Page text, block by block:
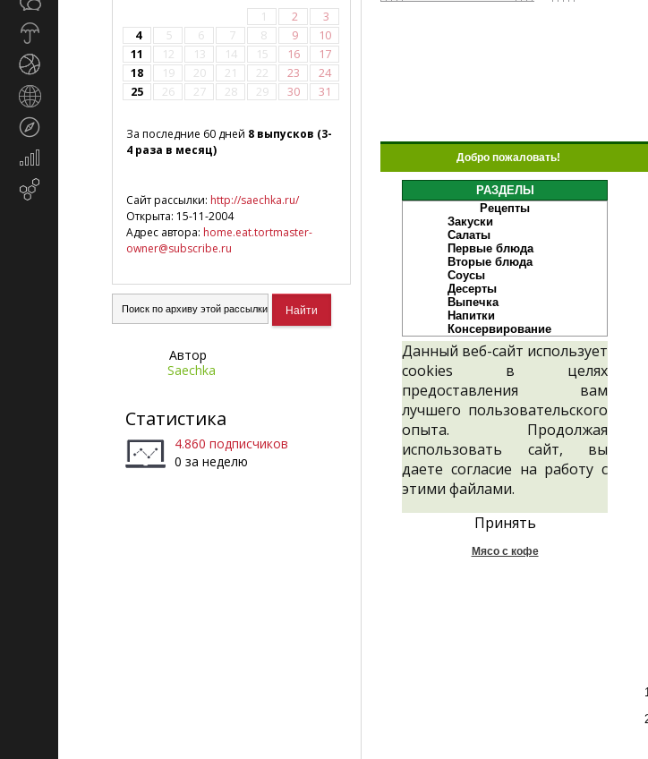
Экономика
маркетинг
1 2
3
4
5 6 7 8 9
10
11
12 13 14 15 16
17
18
19 20 21 22 23
24
25
26 27 28 29 30 31
За последние 60 дней 8 выпусков (3-
4 раза в месяц)
Сайт рассылки: http://saechka.ru/
Открыта: 15-11-2004
Адрес автора: home.eat.tortmaster-
owner@subscribe.ru
Автор
Saechka
Статистика
4.860 подписчиков
0 за неделю
Добро пожаловать!
РАЗДЕЛЫ
Рецепты
Закуски
Салаты
Первые блюда
Вторые блюда
Соусы
Десерты
Выпечка
Напитки
Консервирование
Данный веб-сайт использует
cookies в целях
предоставления вам
лучшего пользовательского
опыта. Продолжая
использовать сайт, вы
даете согласие на работу с
этими файлами.
Принять
Мясо с кофе